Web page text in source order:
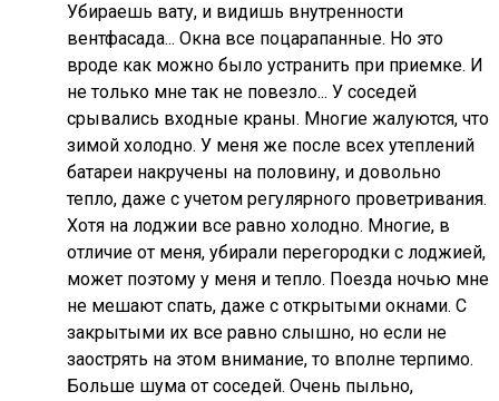
Убираешь вату, и видишь внутренности
вентфасада... Окна все поцарапанные. Но это
вроде как можно было устранить при приемке. И
не только мне так не повезло... У соседей
срывались входные краны. Многие жалуются, что
зимой холодно. У меня же после всех утеплений
батареи накручены на половину, и довольно
тепло, даже с учетом регулярного проветривания.
Хотя на лоджии все равно холодно. Многие, в
отличие от меня, убирали перегородки с лоджией,
может поэтому у меня и тепло. Поезда ночью мне
не мешают спать, даже с открытыми окнами. С
закрытыми их все равно слышно, но если не
заострять на этом внимание, то вполне терпимо.
Больше шума от соседей. Очень пыльно,